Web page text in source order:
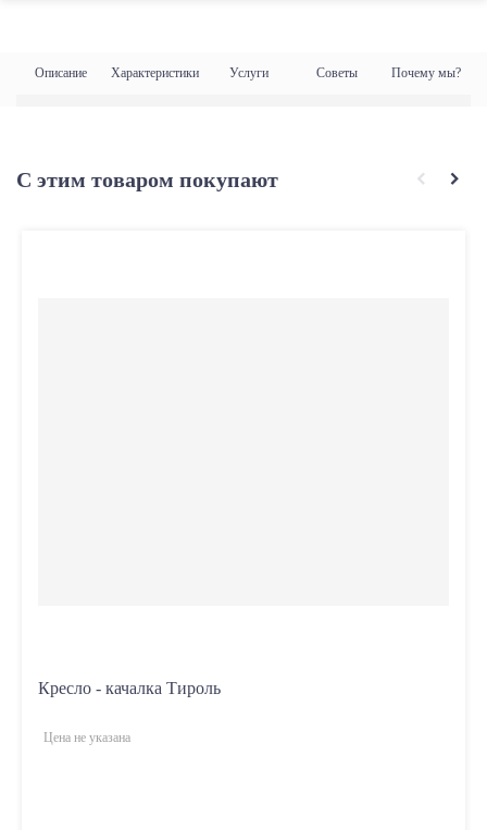
Описание Характеристики Услуги Советы Почему мы?
С этим товаром покупают
Кресло - качалка Тироль
Цена не указана